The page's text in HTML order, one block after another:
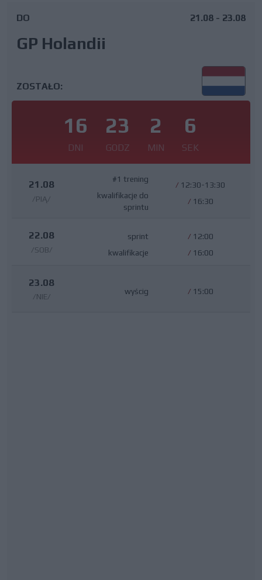
DO
GP Holandii
21.08 - 23.08
ZOSTAŁO:
16
DNI
23
GODZ
2
MIN
5
SEK
21.08
/PIĄ/
#1 trening
kwalifikacje do
sprintu
/ 12:30-13:30
/ 16:30
22.08
/SOB/
sprint
kwalifikacje
/ 12:00
/ 16:00
23.08
/NIE/
wyścig / 15:00